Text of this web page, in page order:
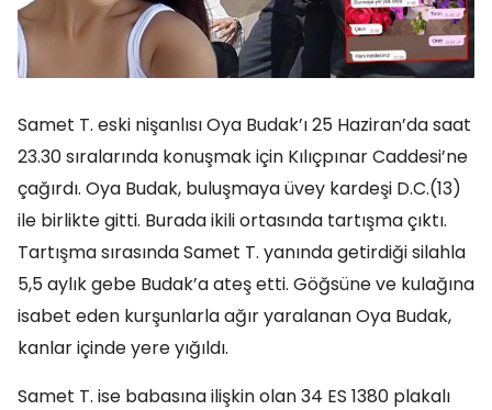
Samet T. eski nişanlısı Oya Budak’ı 25 Haziran’da saat
23.30 sıralarında konuşmak için Kılıçpınar Caddesi’ne
çağırdı. Oya Budak, buluşmaya üvey kardeşi D.C.(13)
ile birlikte gitti. Burada ikili ortasında tartışma çıktı.
Tartışma sırasında Samet T. yanında getirdiği silahla
5,5 aylık gebe Budak’a ateş etti. Göğsüne ve kulağına
isabet eden kurşunlarla ağır yaralanan Oya Budak,
kanlar içinde yere yığıldı.
Samet T. ise babasına ilişkin olan 34 ES 1380 plakalı